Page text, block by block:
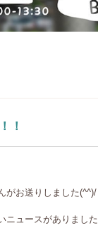
！
がお送りしました(^^)/
ニュースがありまし